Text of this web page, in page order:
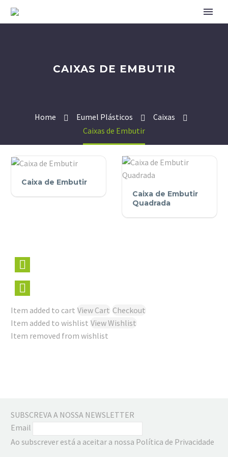
CAIXAS DE EMBUTIR
Home Eumel Plásticos
Caixas
Caixas de Embutir
Embutir
Caixa de Embutir
Embutir
Caixa de Embutir
Quadrada
Item added to cart View Cart Checkout
Item added to wishlist View Wishlist
Item removed from wishlist
SUBSCREVA A NOSSA NEWSLETTER
Email
Ao subscrever está a aceitar a nossa Política de Privacidade